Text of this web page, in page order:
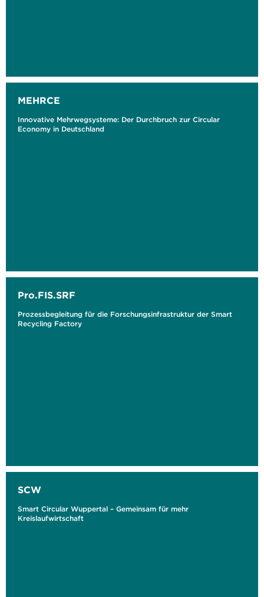
MEHRCE
Innovative Mehrwegsysteme: Der Durchbruch zur Circular
Economy in Deutschland
Pro.FIS.SRF
Prozessbegleitung für die Forschungsinfrastruktur der Smart
Recycling Factory
SCW
Smart Circular Wuppertal – Gemeinsam für mehr
Kreislaufwirtschaft